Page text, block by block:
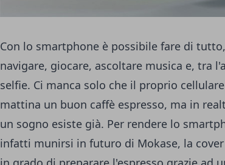
Con lo smartphone è possibile fare di
navigare, giocare, ascoltare musica e, tra
selfie. Ci manca solo che il proprio
mattina un buon caffè espresso, ma in
un sogno esiste già. Per rendere lo
infatti munirsi in futuro di Mokase, la